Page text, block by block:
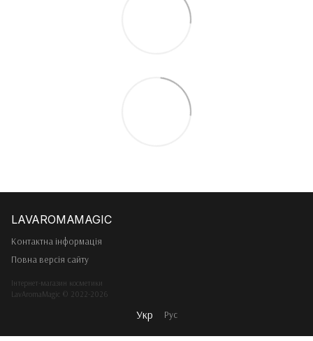
Контактна інформація
Повна версія сайту
Інтернет-магазин косметики
LavAromaMagic © 2022-2026
Укр Рус